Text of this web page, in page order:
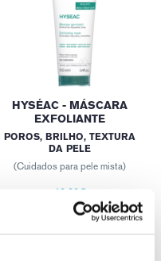
HYSÉAC - MÁSCARA
EXFOLIANTE
POROS, BRILHO, TEXTURA
DA PELE
(Cuidados para pele mista)
19,99€
(0)